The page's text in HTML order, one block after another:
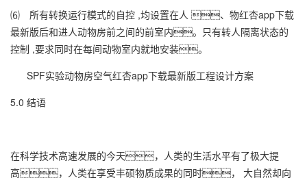
⑹ 所有转换运行模式的自控 ,均设置在人 、物红杏app下载
最新版后和进人动物房前之间的前室内。只有转人隔离状态的
控制 ,要求同时在每间动物室内就地安装。
SPF实验动物房空气红杏app下载最新版工程设计方案
5.0 结语
在科学技术高速发展的今天，人类的生活水平有了极大提
高，人类在享受丰硕物质成果的同时， 大自然却向